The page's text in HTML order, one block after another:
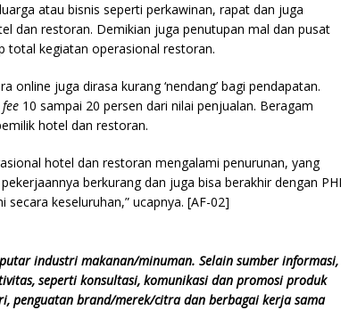
atau bisnis seperti perkawinan, rapat dan juga
dan restoran. Demikian juga penutupan mal dan pusat
total kegiatan operasional restoran.
online juga dirasa kurang ‘nendang’ bagi pendapatan.
fee 10 sampai 20 persen dari nilai penjualan. Beragam
hotel dan restoran.
hotel dan restoran mengalami penurunan, yang
berkurang dan juga bisa berakhir dengan
keseluruhan,” ucapnya. [AF-02]
industri makanan/minuman. Selain sumber informasi,
seperti konsultasi, komunikasi dan promosi produk
penguatan brand/merek/citra dan berbagai kerja sama